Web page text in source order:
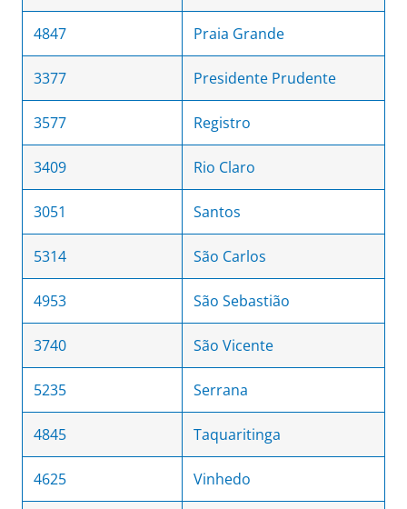
4847 Praia Grande
3377 Presidente Prudente
3577 Registro
3409 Rio Claro
3051 Santos
5314 São Carlos
4953 São Sebastião
3740 São Vicente
5235 Serrana
4845 Taquaritinga
4625 Vinhedo